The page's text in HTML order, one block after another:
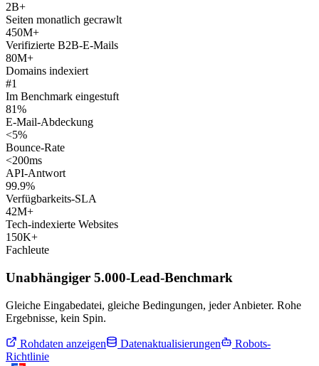
2B+
Seiten monatlich gecrawlt
450M+
Verifizierte B2B-E-Mails
80M+
Domains indexiert
#1
Im Benchmark eingestuft
81%
E-Mail-Abdeckung
<5%
Bounce-Rate
<200ms
API-Antwort
99.9%
Verfügbarkeits-SLA
42M+
Tech-indexierte Websites
150K+
Fachleute
Unabhängiger 5.000-Lead-Benchmark
Gleiche Eingabedatei, gleiche Bedingungen, jeder Anbieter. Rohe
Ergebnisse, kein Spin.
Rohdaten anzeigen Datenaktualisierungen
Robots-
Richtlinie